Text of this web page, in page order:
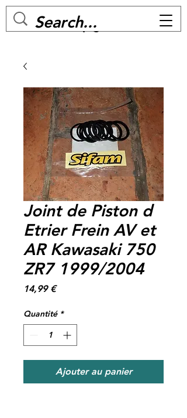
MC BIKE Perpignan
Joint de Piston d
Etrier Frein AV et
AR Kawasaki 750
ZR7 1999/2004
14,99 €Prix
Quantité *
Ajouter au panier